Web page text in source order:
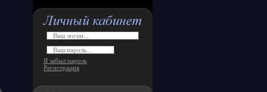
Я забыл пароль
Регистрация